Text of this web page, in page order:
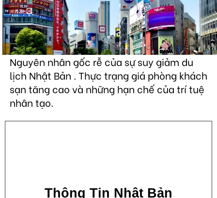
Nguyên nhân gốc rễ của sự suy giảm du
lịch Nhật Bản . Thực trạng giá phòng khách
sạn tăng cao và những hạn chế của trí tuệ
nhân tạo.
Thông Tin Nhật Bản